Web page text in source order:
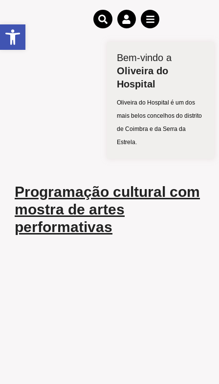
Bem-vindo a
Oliveira do
Hospital
Oliveira do Hospital é um dos
mais belos concelhos do distrito
de Coimbra e da Serra da
Estrela.
Programação cultural com
mostra de artes
performativas
Open toolbar